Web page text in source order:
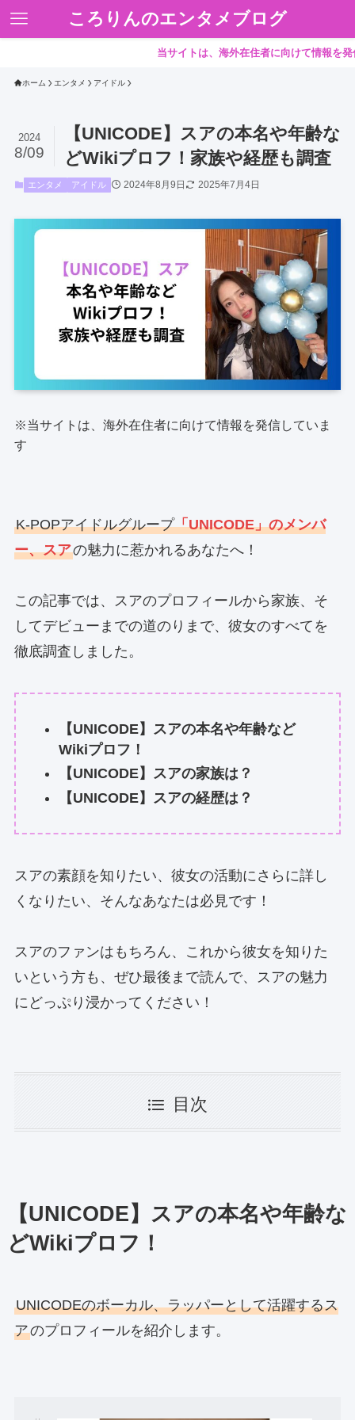
ころりんのエンタメブログ
当サイトは、海外在住者に向けて情報を発信してい
ホーム エンタメ アイドル
【UNICODE】スアの本名や年齢な
どWikiプロフ！家族や経歴も調査
2024
8/09
エンタメ アイドル 2024年8月9日 2025年7月4日
※当サイトは、海外在住者に向けて情報を発信していま
す
K-POPアイドルグループ「UNICODE」のメンバ
ー、スアの魅力に惹かれるあなたへ！
この記事では、スアのプロフィールから家族、そ
してデビューまでの道のりまで、彼女のすべてを
徹底調査しました。
【UNICODE】スアの本名や年齢など
Wikiプロフ！
【UNICODE】スアの家族は？
【UNICODE】スアの経歴は？
スアの素顔を知りたい、彼女の活動にさらに詳し
くなりたい、そんなあなたは必見です！
スアのファンはもちろん、これから彼女を知りた
いという方も、ぜひ最後まで読んで、スアの魅力
にどっぷり浸かってください！
目次
【UNICODE】スアの本名や年齢な
どWikiプロフ！
UNICODEのボーカル、ラッパーとして活躍するス
アのプロフィールを紹介します。